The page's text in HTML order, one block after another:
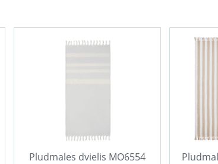
Pludmales dvielis MO6554